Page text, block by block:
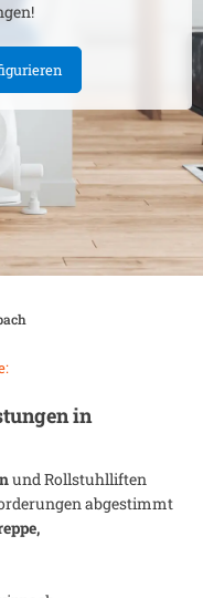
in
und Rollstuhlliften
abgestimmt